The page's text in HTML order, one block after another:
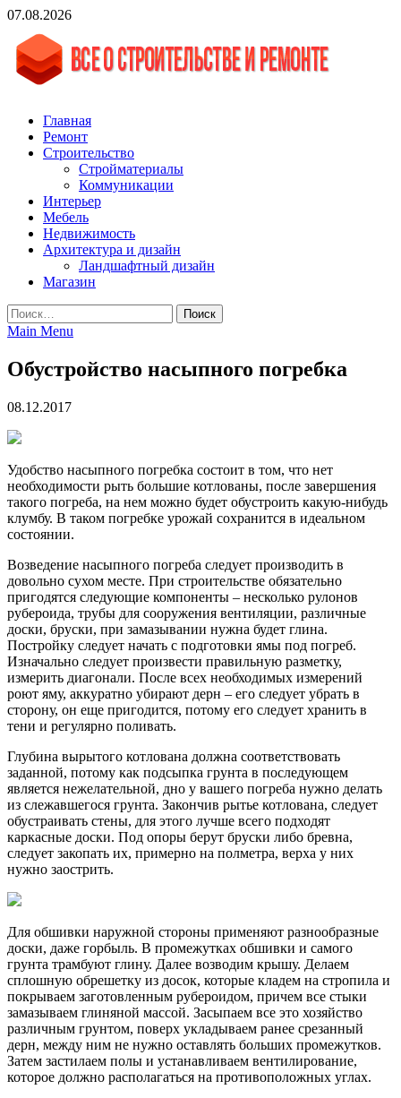
Skip
content
07.08.2026
vgasa.ru
Строительный журнал. Всё о строительстве и ремонтах
Главная
Ремонт
Строительство
Стройматериалы
Коммуникации
Интерьер
Мебель
Недвижимость
Архитектура и дизайн
Ландшафтный дизайн
Магазин
Найти:
Main Menu
Обустройство насыпного погребка
08.12.2017
Удобство насыпного погребка состоит в том, что нет
необходимости рыть большие котлованы, после завершения
такого погреба, на нем можно будет обустроить какую-нибудь
клумбу. В таком погребке урожай сохранится в идеальном
состоянии.
Возведение насыпного погреба следует производить в
довольно сухом месте. При строительстве обязательно
пригодятся следующие компоненты – несколько рулонов
рубероида, трубы для сооружения вентиляции, различные
доски, бруски, при замазывании нужна будет глина.
Постройку следует начать с подготовки ямы под погреб.
Изначально следует произвести правильную разметку,
измерить диагонали. После всех необходимых измерений
роют яму, аккуратно убирают дерн – его следует убрать в
сторону, он еще пригодится, потому его следует хранить в
тени и регулярно поливать.
Глубина вырытого котлована должна соответствовать
заданной, потому как подсыпка грунта в последующем
является нежелательной, дно у вашего погреба нужно делать
из слежавшегося грунта. Закончив рытье котлована, следует
обустраивать стены, для этого лучше всего подходят
каркасные доски. Под опоры берут бруски либо бревна,
следует закопать их, примерно на полметра, верха у них
нужно заострить.
Для обшивки наружной стороны применяют разнообразные
доски, даже горбыль. В промежутках обшивки и самого
грунта трамбуют глину. Далее возводим крышу. Делаем
сплошную обрешетку из досок, которые кладем на стропила и
покрываем заготовленным рубероидом, причем все стыки
замазываем глиняной массой. Засыпаем все это хозяйство
различным грунтом, поверх укладываем ранее срезанный
дерн, между ним не нужно оставлять больших промежутков.
Затем застилаем полы и устанавливаем вентилирование,
которое должно располагаться на противоположных углах.